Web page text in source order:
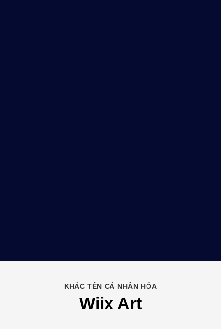
KHẮC TÊN CÁ NHÂN HÓA
Wiix Art